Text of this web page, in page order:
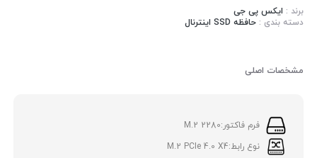
برند : ایکس پی جی
دسته بندی :حافظه SSD اینترنال
مشخصات اصلی
فرم فاکتور:M.2 2280
نوع رابط:M.2 PCIe 4.0 X4